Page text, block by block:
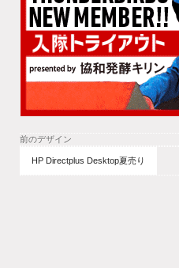
前のデザイン
HP Directplus Desktop夏売り